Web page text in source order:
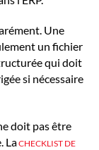
Une
un fichier
qui doit
si nécessaire
doit pas être
LaCHECKLIST DE